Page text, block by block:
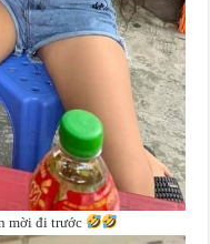
mời đi trước